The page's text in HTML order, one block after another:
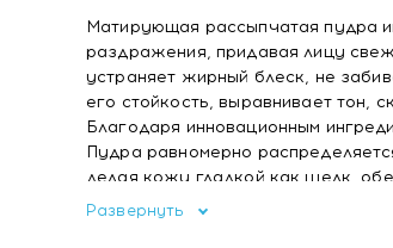
Матирующая рассыпчатая пудра
раздражения, придавая лицу
устраняет жирный блеск, не
его стойкость, выравнивает тон,
Благодаря инновационным
Пудра равномерно
делая кожу гладкой как шелк,
просто косметическое средство,
Развернуть